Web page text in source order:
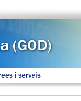
i serveis